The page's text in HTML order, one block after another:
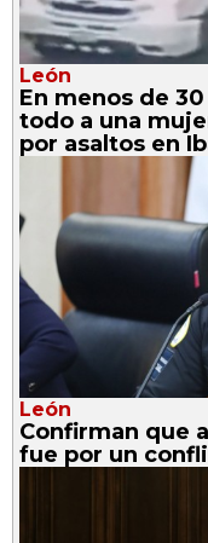
León
En menos de
todo a una
por asaltos en
León
Confirman que
fue por un